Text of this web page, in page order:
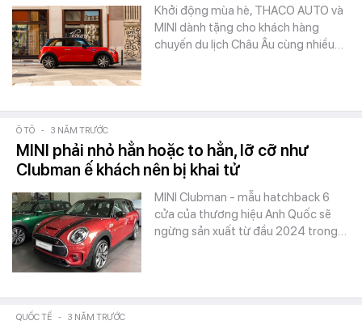
Khởi động mùa hè, THACO AUTO và
MINI dành tặng cho khách hàng
chuyến du lịch Châu Âu cùng nhiều…
Ô TÔ - 3 NĂM TRƯỚC
MINI phải nhỏ hẳn hoặc to hẳn, lỡ cỡ như
Clubman ế khách nên bị khai tử
MINI Clubman - mẫu hatchback 6
cửa của thương hiệu Anh Quốc sẽ
ngừng sản xuất từ đầu 2024 trong…
QUỐC TẾ - 3 NĂM TRƯỚC